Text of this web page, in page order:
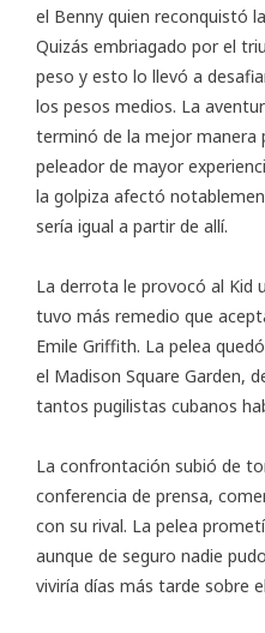
el Benny quien reconquistó
Quizás embriagado por el
peso y esto lo llevó a
los pesos medios. La
terminó de la mejor manera
peleador de mayor
la golpiza afectó
sería igual a partir de allí.
La derrota le provocó al Kid
tuvo más remedio que
Emile Griffith. La pelea
el Madison Square Garden,
tantos pugilistas cubanos
La confrontación subió de
conferencia de prensa,
con su rival. La pelea
aunque de seguro nadie
viviría días más tarde sobre